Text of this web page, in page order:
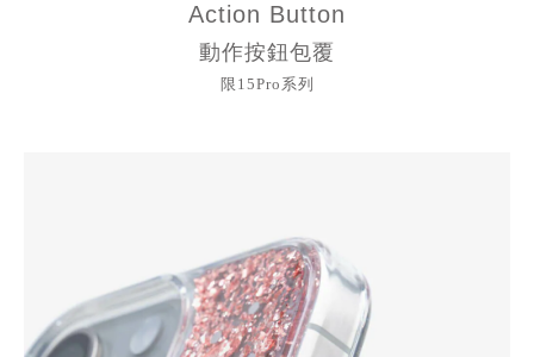
Action Button
動作按鈕包覆
限15Pro系列